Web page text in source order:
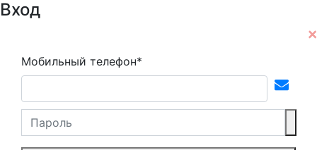
Вход
Мобильный телефон*